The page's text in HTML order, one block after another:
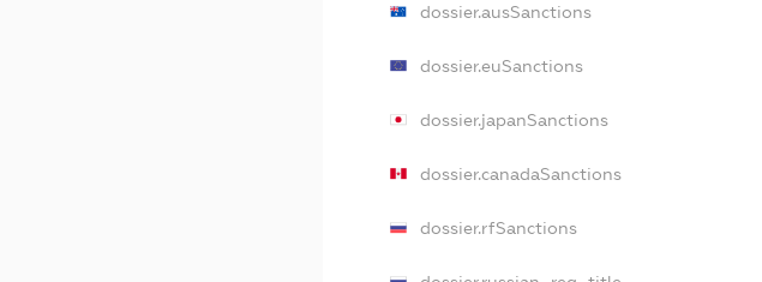
dossier.ausSanctions
dossier.euSanctions
dossier.japanSanctions
dossier.canadaSanctions
dossier.rfSanctions